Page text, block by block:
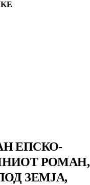
ЕПСКО-
РОМАН,
ЗЕМЈА,